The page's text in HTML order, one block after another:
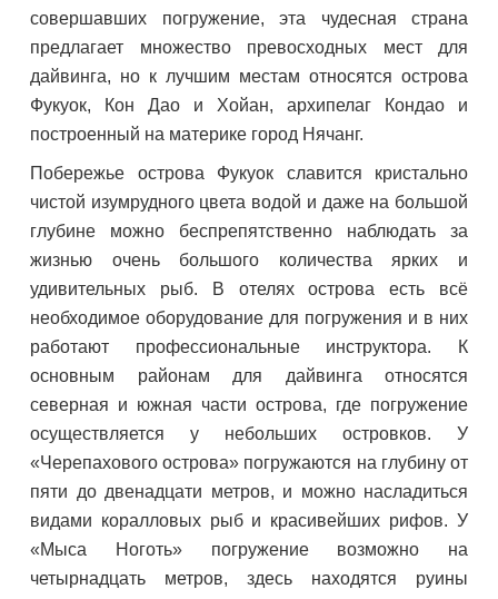
совершавших погружение, эта чудесная страна
предлагает множество превосходных мест для
дайвинга, но к лучшим местам относятся острова
Фукуок, Кон Дао и Хойан, архипелаг Кондао и
построенный на материке город Нячанг.
Побережье острова Фукуок славится кристально
чистой изумрудного цвета водой и даже на большой
глубине можно беспрепятственно наблюдать за
жизнью очень большого количества ярких и
удивительных рыб. В отелях острова есть всё
необходимое оборудование для погружения и в них
работают профессиональные инструктора. К
основным районам для дайвинга относятся
северная и южная части острова, где погружение
осуществляется у небольших островков. У
«Черепахового острова» погружаются на глубину от
пяти до двенадцати метров, и можно насладиться
видами коралловых рыб и красивейших рифов. У
«Мыса Ноготь» погружение возможно на
четырнадцать метров, здесь находятся руины